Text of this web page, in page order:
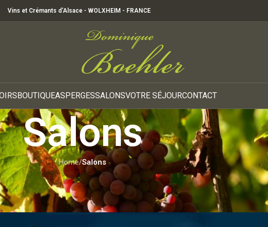
Vins et Crémants d'Alsace - WOLXHEIM - FRANCE
BOUTIQUEASPERGESSALONSVOTRE SÉJOURCONTACT
Salons
Home/Salons
SALONS
dans La Cité des Potiers à Soufflenheim
by Céline MOSSBACHOn 14 décembre 2024